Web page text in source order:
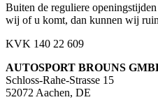
Buiten de reguliere
wij of u komt, dan kunnen wij
KVK 140 22 609
AUTOSPORT BROUNS
Schloss-Rahe-Strasse 15
52072 Aachen, DE